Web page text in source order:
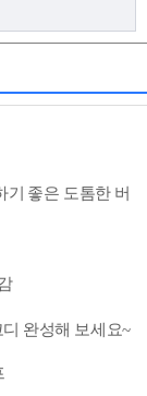
기 좋은 도톰한 버
완성해 보세요~